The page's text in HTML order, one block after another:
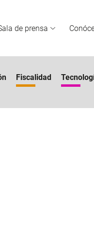
de prensa
Fiscalidad